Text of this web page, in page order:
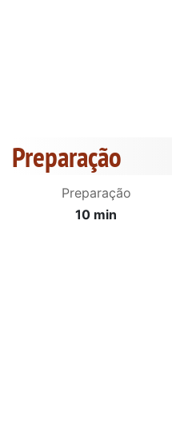
Preparação
Preparação
10 min